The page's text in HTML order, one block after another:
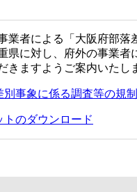
業者による「大阪府部
県に対し、府外の事業
きますようご案内いたし
別事象に係る調査等の規
のダウンロード